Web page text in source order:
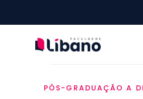
PÓS-GRADUAÇÃO A